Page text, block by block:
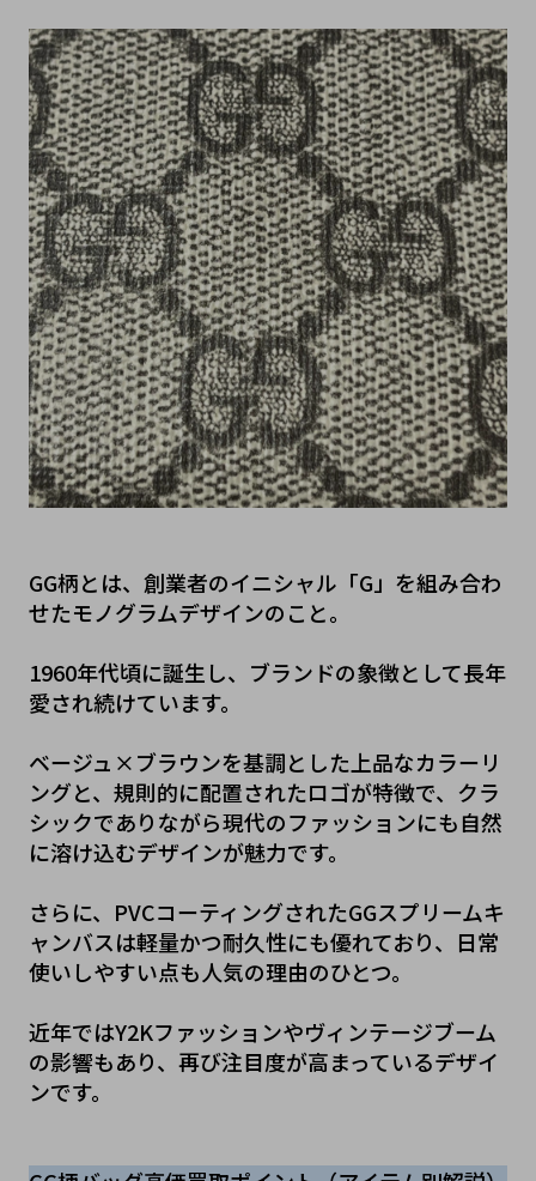
GG柄とは、創業者のイニシャル「G」を組み合わ
せたモノグラムデザインのこと。
1960年代頃に誕生し、ブランドの象徴として長年
愛され続けています。
ベージュ×ブラウンを基調とした上品なカラーリ
ングと、規則的に配置されたロゴが特徴で、クラ
シックでありながら現代のファッションにも自然
に溶け込むデザインが魅力です。
さらに、PVCコーティングされたGGスプリームキ
ャンバスは軽量かつ耐久性にも優れており、日常
使いしやすい点も人気の理由のひとつ。
近年ではY2Kファッションやヴィンテージブーム
の影響もあり、再び注目度が高まっているデザイ
ンです。